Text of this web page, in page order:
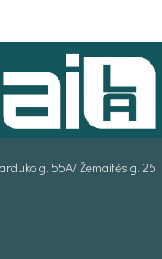
g. 55A/ Žemaitės g. 26